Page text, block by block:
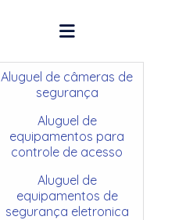
Aluguel de câmeras de
segurança
Aluguel de
equipamentos para
controle de acesso
Aluguel de
equipamentos de
segurança eletronica